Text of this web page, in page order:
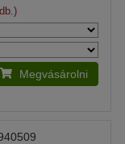
Megvásárolni